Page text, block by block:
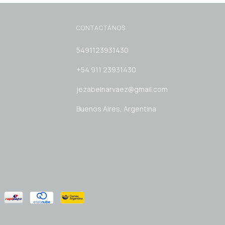
CONTACTÁNOS
5491123931430
+54 911 23931430
jezabelnarvaez@gmail.com
Buenos Aires, Argentina